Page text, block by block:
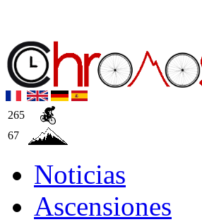
265
67
Noticias
Ascensiones